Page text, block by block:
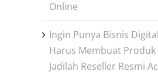
Online
Ingin Punya Bisnis
Harus Membuat Produk
Jadilah Reseller Resmi